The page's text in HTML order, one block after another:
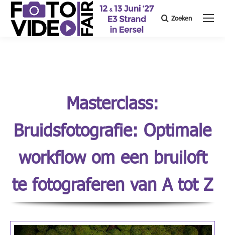
Search:
Zoeken
Masterclass:
Bruidsfotografie: Optimale
workflow om een bruiloft
te fotograferen van A tot Z